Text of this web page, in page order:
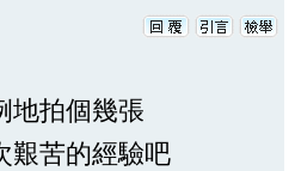
地拍個幾張
艱苦的經驗吧